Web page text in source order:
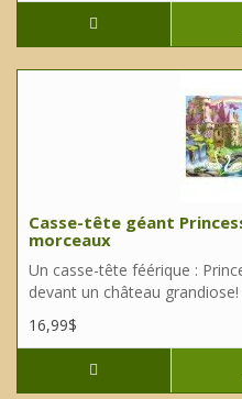
Casse-tête géant
morceaux
Un casse-tête féérique :
devant un château
16,99$